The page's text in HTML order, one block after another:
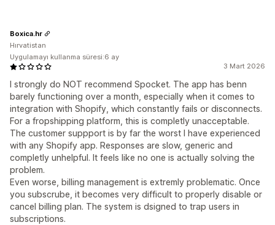
3 Mart 2026
I strongly do NOT recommend Spocket. The app has benn
barely functioning over a month, especially when it comes to
integration with Shopify, which constantly fails or disconnects.
For a fropshipping platform, this is completly unacceptable.
The customer suppport is by far the worst I have experienced
with any Shopify app. Responses are slow, generic and
completly unhelpful. It feels like no one is actually solving the
problem.
Even worse, billing management is extremly problematic. Once
you subscrube, it becomes very difficult to properly disable or
cancel billing plan. The system is dsigned to trap users in
subscriptions.
Boxica.hr
Hırvatistan
Uygulamayı kullanma süresi:6 ay